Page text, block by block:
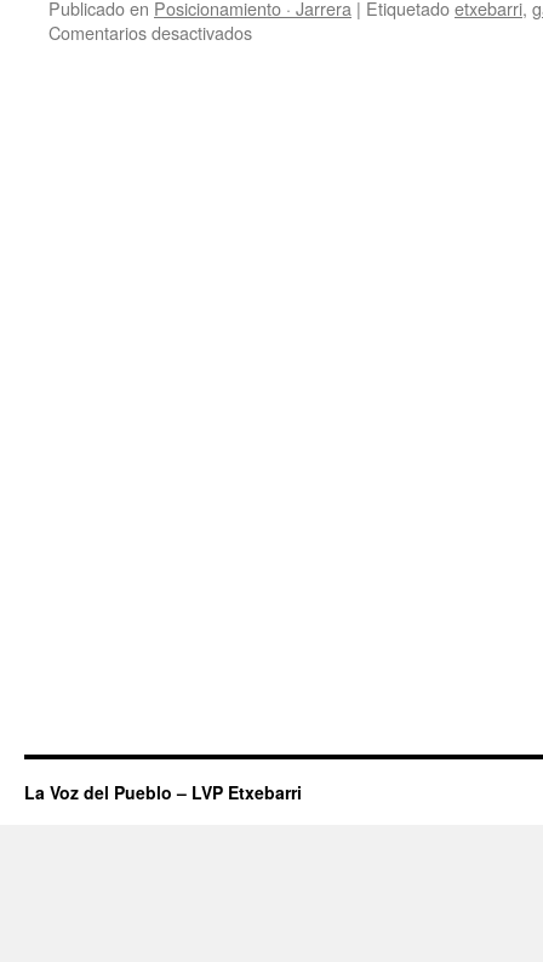
Publicado en Posicionamiento · Jarrera | Etiquetadoetxebarri,
Comentarios desactivadosen
La Voz del Pueblo – LVP Etxebarri